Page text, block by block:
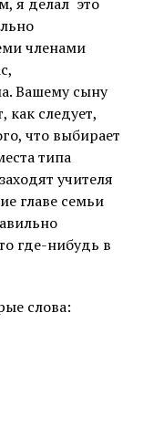
членами
Вашему сыну
как следует,
что выбирает
типа
учителя
главе семьи
где-нибудь в
слова: